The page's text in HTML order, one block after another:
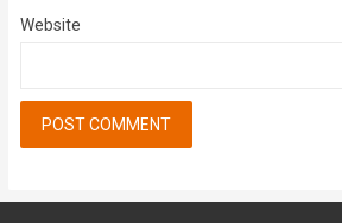
Website